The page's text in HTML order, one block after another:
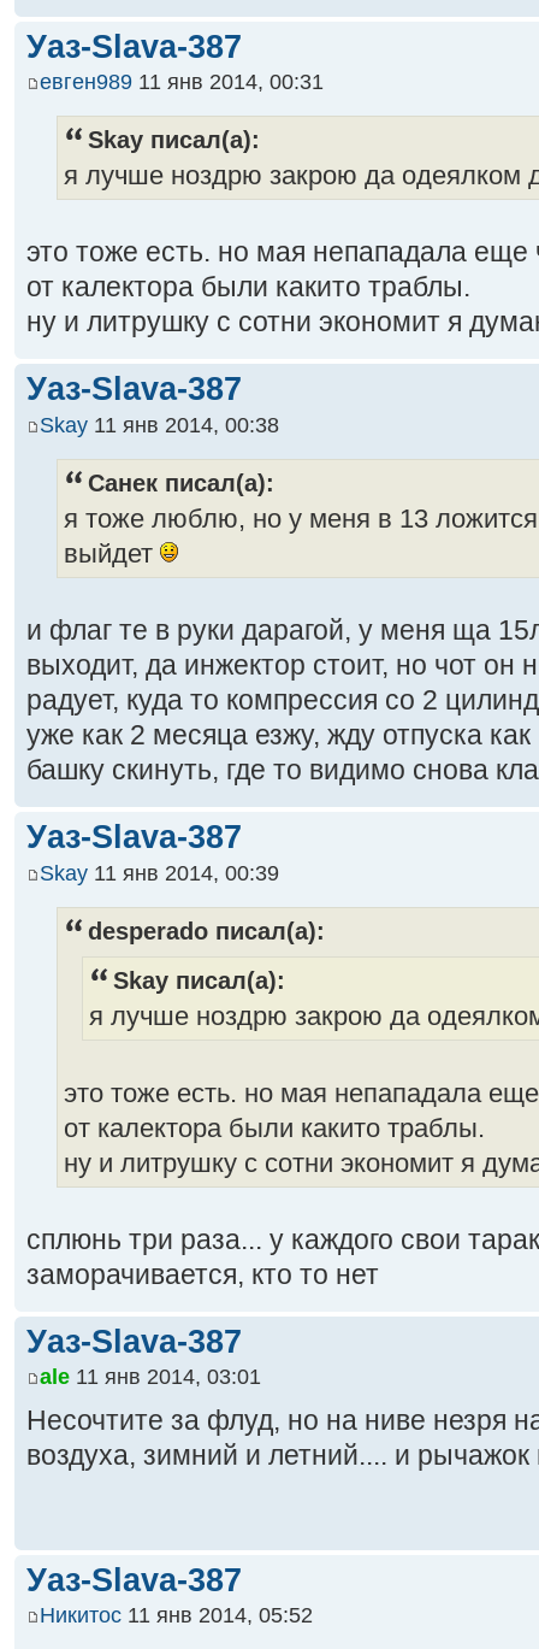
Уаз-Slava-387
евген989 11 янв 2014, 00:31
Skay писал(а):
я лучше ноздрю закрою да одеялком
это тоже есть. но мая непападала
от калектора были какито траблы.
ну и литрушку с сотни экономит я
Уаз-Slava-387
Skay 11 янв 2014, 00:38
Санек писал(а):
я тоже люблю, но у меня в 13
выйдет
и флаг те в руки дарагой, у меня ща
выходит, да инжектор стоит, но чот он
радует, куда то компрессия со 2
уже как 2 месяца езжу, жду отпуска
башку скинуть, где то видимо снова
Уаз-Slava-387
Skay 11 янв 2014, 00:39
desperado писал(а):
Skay писал(а):
я лучше ноздрю закрою да
это тоже есть. но мая непападала
от калектора были какито траблы.
ну и литрушку с сотни экономит я
сплюнь три раза... у каждого свои
заморачивается, кто то нет
Уаз-Slava-387
ale 11 янв 2014, 03:01
Несочтите за флуд, но на ниве незря
воздуха, зимний и летний.... и рычажок
Уаз-Slava-387
Никитос 11 янв 2014, 05:52